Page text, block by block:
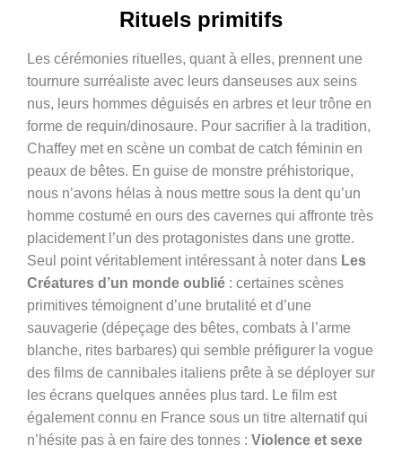
Rituels primitifs
Les cérémonies rituelles, quant à elles, prennent une
tournure surréaliste avec leurs danseuses aux seins
nus, leurs hommes déguisés en arbres et leur trône en
forme de requin/dinosaure. Pour sacrifier à la tradition,
Chaffey met en scène un combat de catch féminin en
peaux de bêtes. En guise de monstre préhistorique,
nous n’avons hélas à nous mettre sous la dent qu’un
homme costumé en ours des cavernes qui affronte très
placidement l’un des protagonistes dans une grotte.
Seul point véritablement intéressant à noter dans Les
Créatures d’un monde oublié : certaines scènes
primitives témoignent d’une brutalité et d’une
sauvagerie (dépeçage des bêtes, combats à l’arme
blanche, rites barbares) qui semble préfigurer la vogue
des films de cannibales italiens prête à se déployer sur
les écrans quelques années plus tard. Le film est
également connu en France sous un titre alternatif qui
n’hésite pas à en faire des tonnes : Violence et sexe